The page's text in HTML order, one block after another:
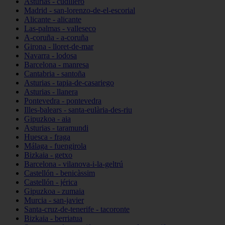
Madrid - san-lorenzo-de-el-escorial
Alicante - alicante
Las-palmas - valleseco
A-coruña - a-coruña
Girona - lloret-de-mar
Navarra - lodosa
Barcelona - manresa
Cantabria - santoña
Asturias - tapia-de-casariego
Asturias - llanera
Pontevedra - pontevedra
Illes-balears - santa-eulària-des-riu
Gipuzkoa - aia
Asturias - taramundi
Huesca - fraga
Málaga - fuengirola
Bizkaia - getxo
Barcelona - vilanova-i-la-geltrú
Castellón - benicàssim
Castellón - jérica
Gipuzkoa - zumaia
Murcia - san-javier
Santa-cruz-de-tenerife - tacoronte
Bizkaia - berriatua